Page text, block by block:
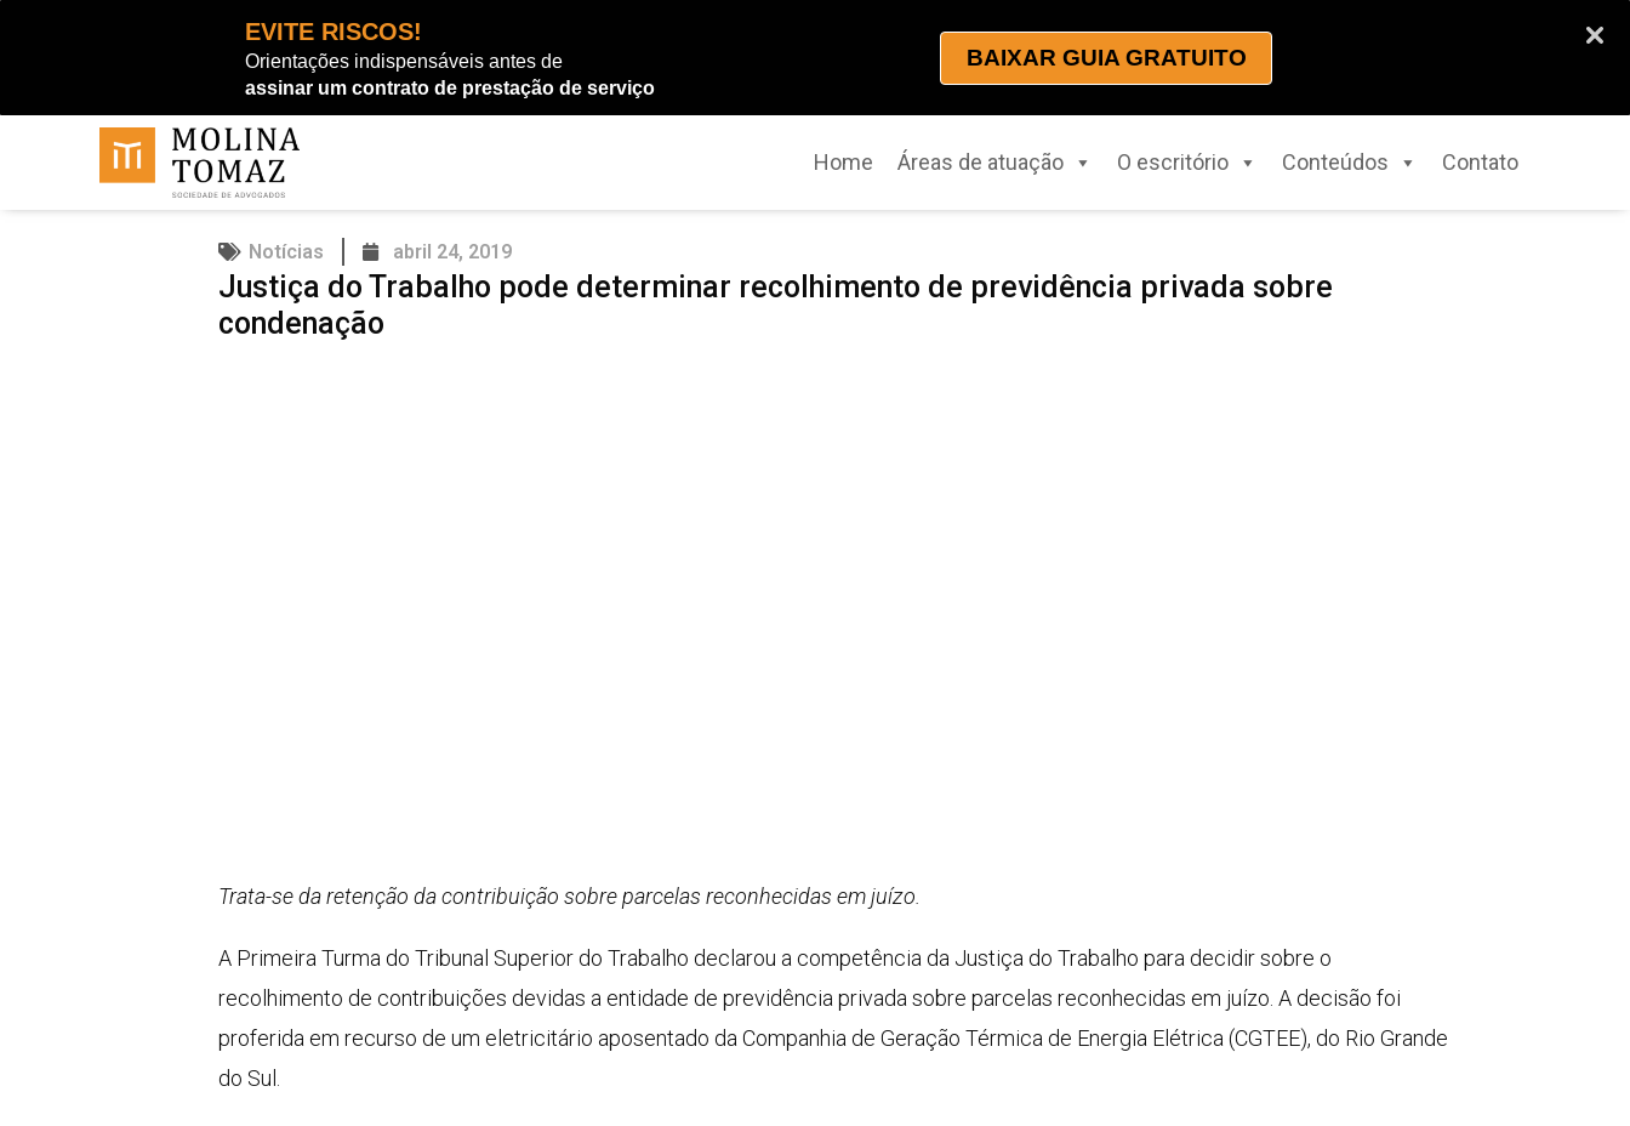
EVITE RISCOS!
Orientações indispensáveis antes de
assinar um contrato de prestação de serviço
BAIXAR GUIA GRATUITO
conteúdo
Home Áreas de atuação O escritório Conteúdos Contato
Notícias abril 24, 2019
Justiça do Trabalho pode determinar recolhimento de previdência privada sobre
condenação
Trata-se da retenção da contribuição sobre parcelas reconhecidas em juízo.
A Primeira Turma do Tribunal Superior do Trabalho declarou a competência da Justiça do Trabalho para decidir sobre o
recolhimento de contribuições devidas a entidade de previdência privada sobre parcelas reconhecidas em juízo. A decisão foi
proferida em recurso de um eletricitário aposentado da Companhia de Geração Térmica de Energia Elétrica (CGTEE), do Rio Grande
do Sul.